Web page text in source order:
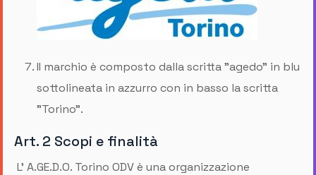
II marchio è composto dalla scritta "agedo" in blu
sottolineata in azzurro con in basso la scritta
"Torino".
Art. 2 Scopi e finalità
L’ A.GE.D.O. Torino ODV è una organizzazione